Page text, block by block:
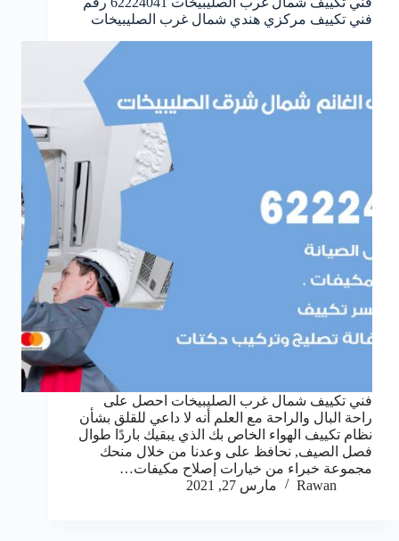
فني تكييف مركزي هندي شمال غرب الصليبيخات
فني تكييف شمال غرب الصليبيخات احصل على
راحة البال والراحة مع العلم أنه لا داعي للقلق بشأن
نظام تكييف الهواء الخاص بك الذي يبقيك باردًا طوال
فصل الصيف, نحافظ على وعدنا من خلال منحك
مجموعة خبراء من خيارات إصلاح مكيفات…
Rawan
مارس 27, 2021